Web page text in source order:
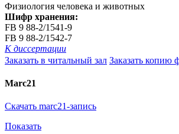
Физиология человека и животных
Шифр хранения:
FB 9 88-2/1541-9
FB 9 88-2/1542-7
К диссертации
Заказать в читальный зал Заказать копию
Marc21
Скачать marc21-запись
Показать